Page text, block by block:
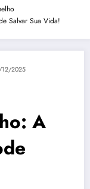
Salvar Sua Vida!
12/2025
A